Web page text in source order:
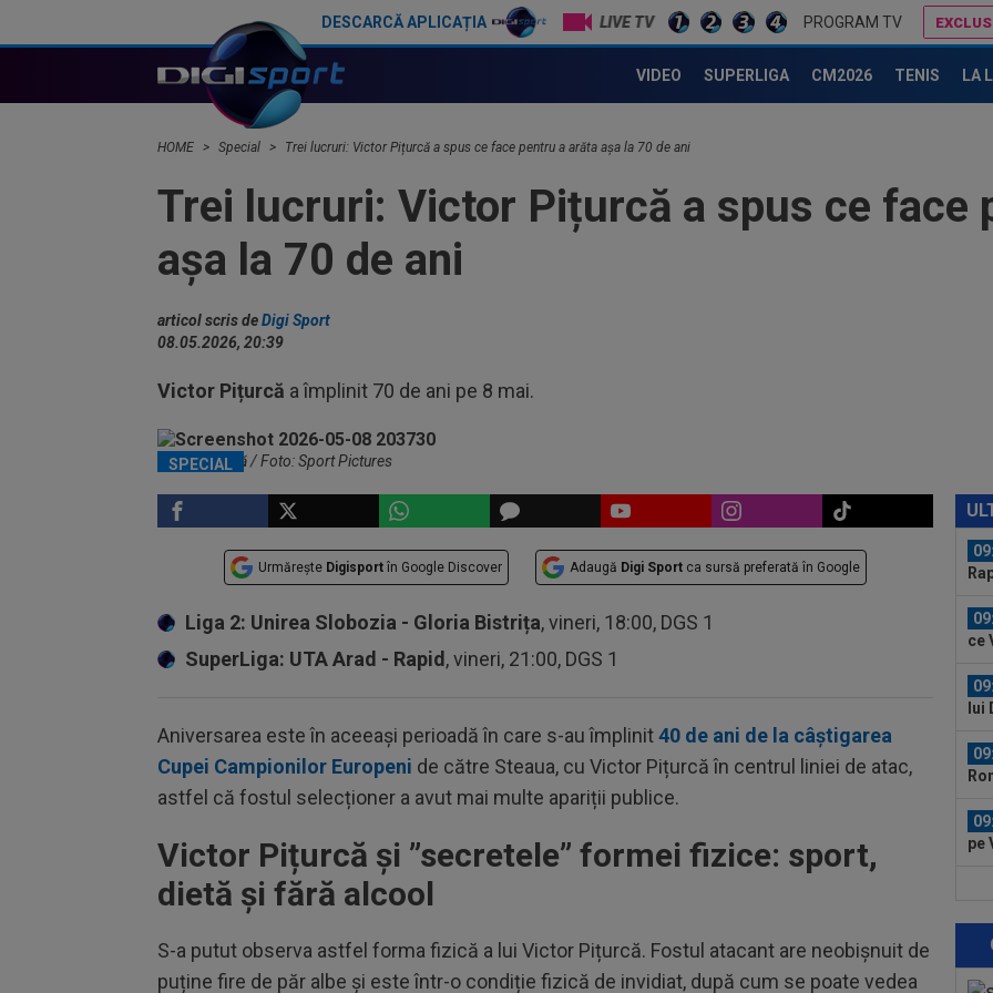
DESCARCĂ APLICAȚIA LIVE TV PROGRAM TV
VIDEO SUPERLIGA CM2026 TENIS LA
HOME Special Trei lucruri: Victor Pițurcă a spus ce face pentru a arăta așa la 70 de ani
Trei lucruri: Victor Pițurcă a spus ce face
așa la 70 de ani
articol scris deDigi Sport
08.05.2026, 20:39
Victor Pițurcă a împlinit 70 de ani pe 8 mai.
SPECIAL
Victor Pițurcă / Foto: Sport Pictures
Urmărește Digisport în Google Discover Adaugă Digi Sport ca sursă preferată în Google
Liga 2: Unirea Slobozia - Gloria Bistrița, vineri, 18:00, DGS 1
SuperLiga: UTA Arad - Rapid , vineri, 21:00, DGS 1
Aniversarea este în aceeași perioadă în care s-au împlinit40 de ani de la câștigarea
Cupei Campionilor Europeni de către Steaua, cu Victor Pițurcă în centrul liniei de atac,
astfel că fostul selecționer a avut mai multe apariții publice.
Victor Pițurcă și ”secretele” formei fizice: sport,
dietă și fără alcool
S-a putut observa astfel forma fizică a lui Victor Pițurcă. Fostul atacant are neobișnuit de
puține fire de păr albe și este într-o condiție fizică de invidiat, după cum se poate vedea
ce
lui
pe